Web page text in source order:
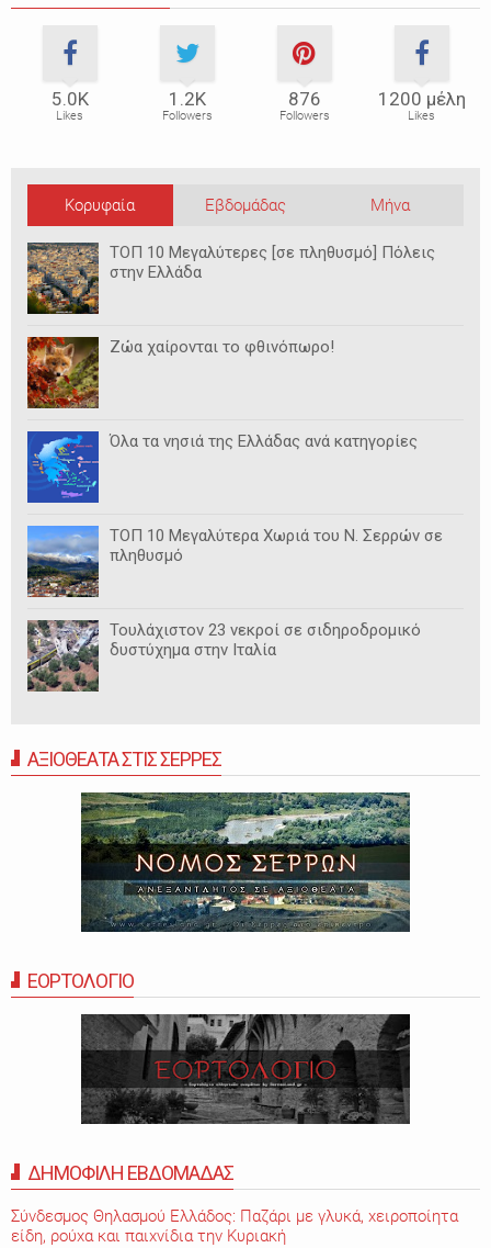
5.0Κ
Likes
1.2Κ
Followers
876
Followers
1200 μέλη
Likes
Κορυφαία Εβδομάδας Μήνα
ΤΟΠ 10 Μεγαλύτερες [σε πληθυσμό] Πόλεις
στην Ελλάδα
Ζώα χαίρονται το φθινόπωρο!
Όλα τα νησιά της Ελλάδας ανά κατηγορίες
ΤΟΠ 10 Μεγαλύτερα Χωριά του Ν. Σερρών σε
πληθυσμό
Τουλάχιστον 23 νεκροί σε σιδηροδρομικό
δυστύχημα στην Ιταλία
ΑΞΙΟΘΕΑΤΑ ΣΤΙΣ ΣΕΡΡΕΣ
ΕΟΡΤΟΛΟΓΙΟ
ΔΗΜΟΦΙΛΗ ΕΒΔΟΜΑΔΑΣ
Σύνδεσμος Θηλασμού Ελλάδος: Παζάρι με γλυκά, χειροποίητα
είδη, ρούχα και παιχνίδια την Κυριακή